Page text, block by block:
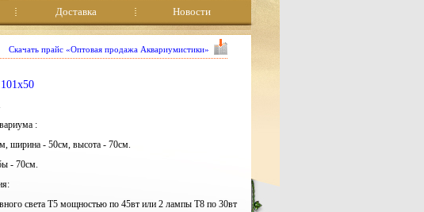
Доставка Новости
Скачать прайс «Оптовая продажа Аквариумистики»
:
ширина - 50см, высота - 70см.
- 70см.
света Т5 мощностью по 45вт или 2 лампы T8 по 30вт